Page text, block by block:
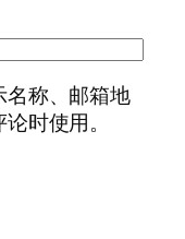
称、邮箱地
时使用。